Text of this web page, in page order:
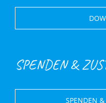
SPENDEN &
SPENDEN